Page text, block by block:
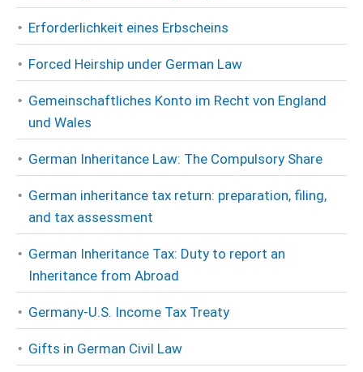
Erforderlichkeit eines Erbscheins
Forced Heirship under German Law
Gemeinschaftliches Konto im Recht von England
und Wales
German Inheritance Law: The Compulsory Share
German inheritance tax return: preparation, filing,
and tax assessment
German Inheritance Tax: Duty to report an
Inheritance from Abroad
Germany-U.S. Income Tax Treaty
Gifts in German Civil Law